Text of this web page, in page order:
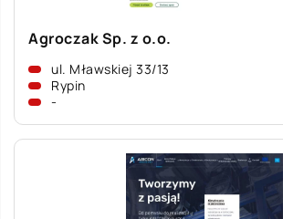
Agroczak Sp. z o.o.
ul. Mławskiej 33/13
Rypin
-